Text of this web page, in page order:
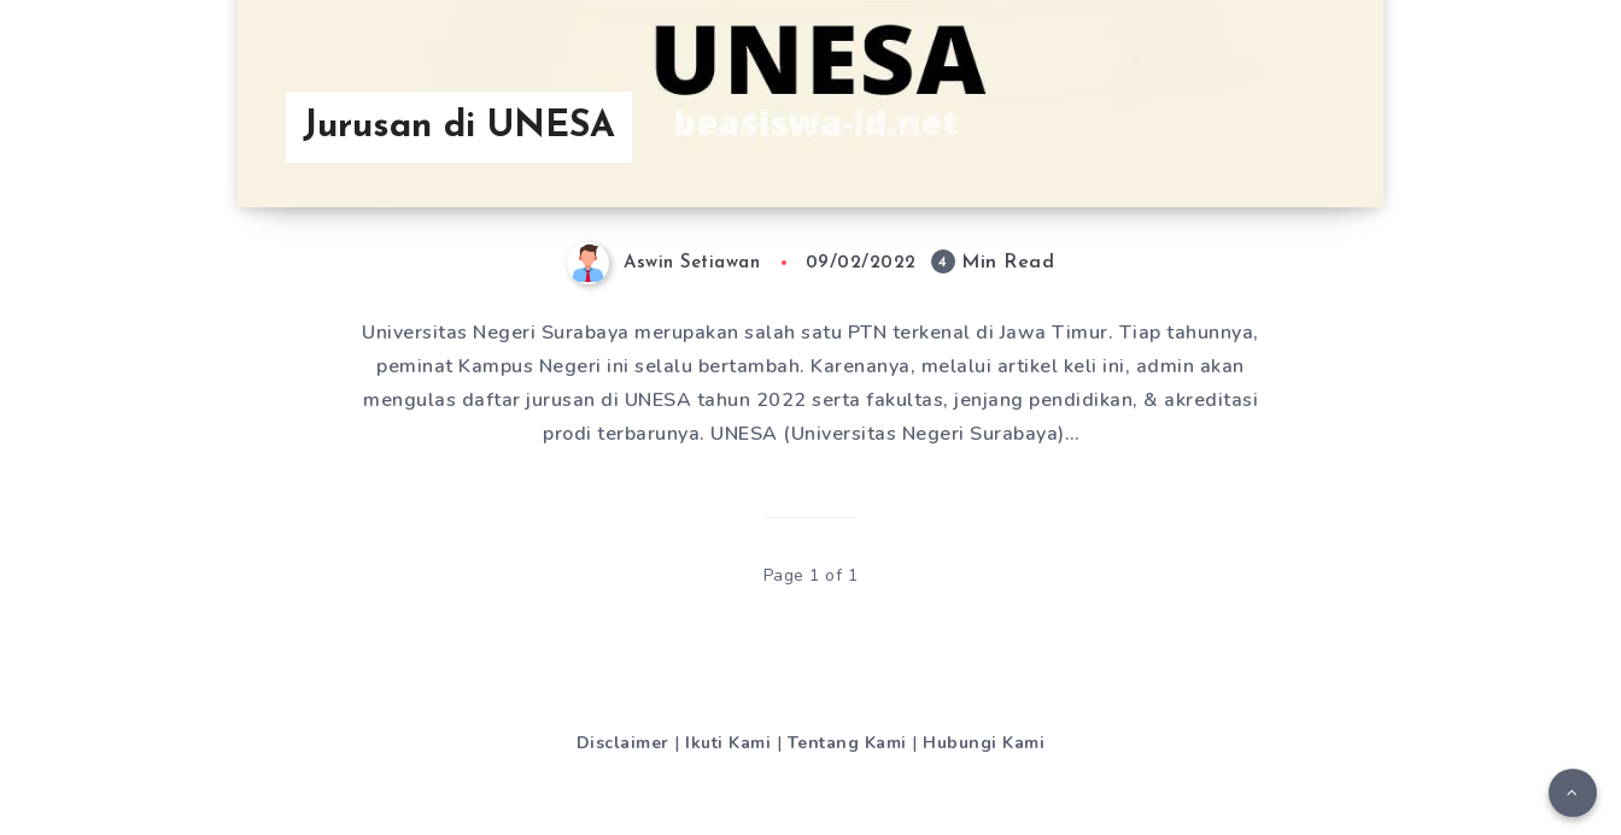
Jurusan di UNESA
Aswin Setiawan 09/02/2022 4 Min Read
Universitas Negeri Surabaya merupakan salah satu PTN terkenal di Jawa Timur. Tiap tahunnya,
peminat Kampus Negeri ini selalu bertambah. Karenanya, melalui artikel keli ini, admin akan
mengulas daftar jurusan di UNESA tahun 2022 serta fakultas, jenjang pendidikan, & akreditasi
prodi terbarunya. UNESA (Universitas Negeri Surabaya)…
Page 1 of 1
Disclaimer | Ikuti Kami | Tentang Kami | Hubungi Kami